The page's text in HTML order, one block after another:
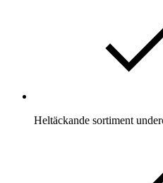
Heltäckande sortiment